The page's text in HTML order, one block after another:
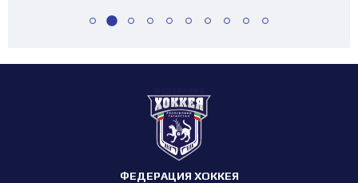
ФЕДЕРАЦИЯ ХОККЕЯ